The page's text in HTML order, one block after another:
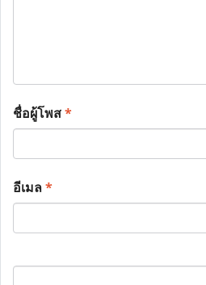
ชื่อผู้โพส*
อีเมล*